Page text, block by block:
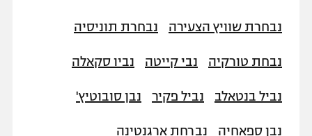
נבחרת שוויץ הצעירה נבחרת תוניסיה
נבחת טורקיה נבי קייטה נביו סקאלה
נביל בנטאלב נביל פקיר נבן סובוטיץ'
נבן ספאחיה נברחת ארגנטינה